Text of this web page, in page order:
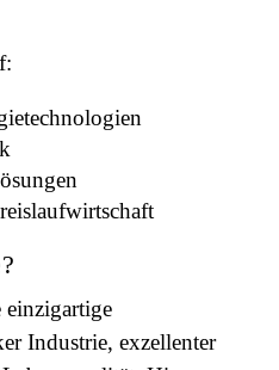
einzigartige
Industrie, exzellenter